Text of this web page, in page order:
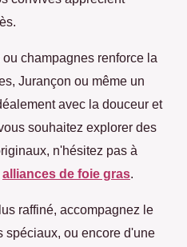
champagnes renforce la
Jurançon ou même un
avec la douceur et
souhaitez explorer des
n'hésitez pas à
alliances de foie gras.
raffiné, accompagnez le
spéciaux, ou encore d'une